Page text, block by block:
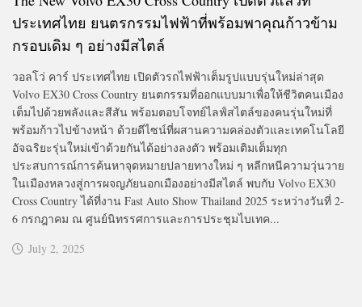
ประเทศไทย ยนตรกรรมไฟฟ้าที่พร้อมพาคุณก้าวข้าม
กรอบเดิม ๆ อย่างมีสไตล์
วอลโว่ คาร์ ประเทศไทย เปิดตัวรถไฟฟ้าเต็มรูปแบบรุ่นใหม่ล่าสุด
Volvo EX30 Cross Country ยนตกรรมที่ออกแบบมาเพื่อให้ชีวิตคนเมือง
เต็มไปด้วยพลังและสีสัน พร้อมตอบโจทย์ไลฟ์สไตล์ของคนรุ่นใหม่ที่
พร้อมก้าวไปข้างหน้า ด้วยดีไซน์ที่ผสานความคล่องตัวและเทคโนโลยี
อัจฉริยะรุ่นใหม่เข้าด้วยกันได้อย่างลงตัว พร้อมเติมเต็มทุก
ประสบการณ์การค้นหาจุดหมายปลายทางใหม่ ๆ หลีกหนีความวุ่นวาย
ในเมืองหลวงสู่การผจญภัยนอกเมืองอย่างมีสไตล์ พบกับ Volvo EX30
Cross Country ได้ที่งาน Fast Auto Show Thailand 2025 ระหว่างวันที่ 2-
6 กรกฎาคม ณ ศูนย์นิทรรศการและการประชุมไบเทค...
July 2, 2025